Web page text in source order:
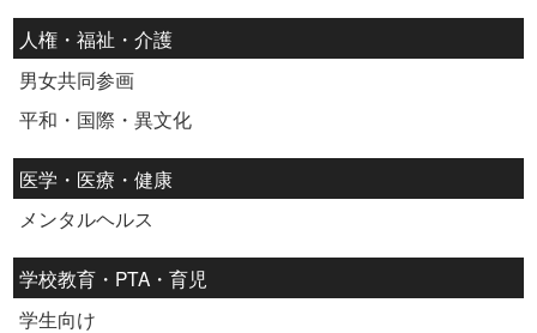
人権・福祉・介護
男女共同参画
平和・国際・異文化
医学・医療・健康
メンタルヘルス
学校教育・PTA・育児
学生向け